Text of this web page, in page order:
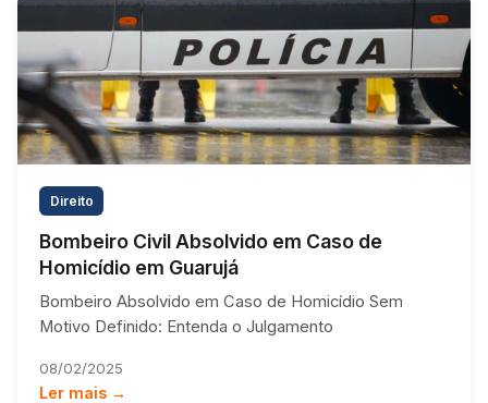
Direito
Bombeiro Civil Absolvido em Caso de
Homicídio em Guarujá
Bombeiro Absolvido em Caso de Homicídio Sem
Motivo Definido: Entenda o Julgamento
08/02/2025
Ler mais →